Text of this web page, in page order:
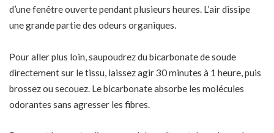
d’une fenêtre ouverte pendant plusieurs heures. L’air dissipe
une grande partie des odeurs organiques.
Pour aller plus loin, saupoudrez du bicarbonate de soude
directement sur le tissu, laissez agir 30 minutes à 1 heure, puis
brossez ou secouez. Le bicarbonate absorbe les molécules
odorantes sans agresser les fibres.